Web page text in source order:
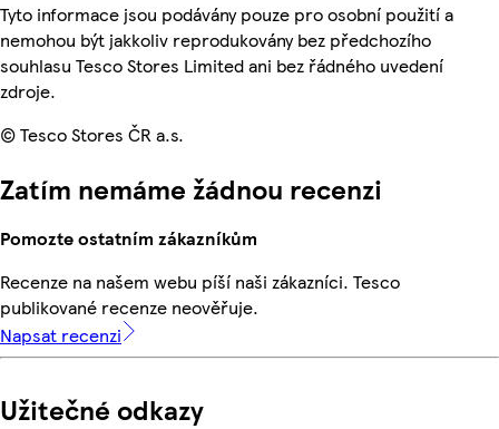
Tyto informace jsou podávány pouze pro osobní použití a
nemohou být jakkoliv reprodukovány bez předchozího
souhlasu Tesco Stores Limited ani bez řádného uvedení
zdroje.
© Tesco Stores ČR a.s.
Zatím nemáme žádnou recenzi
Pomozte ostatním zákazníkům
Recenze na našem webu píší naši zákazníci. Tesco
publikované recenze neověřuje.
Napsat recenzi
Užitečné odkazy